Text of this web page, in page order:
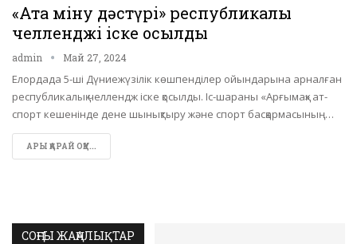
«Атқа міну дәстүрі» республикалық
челленджі іске қосылды
admin Май 27, 2024
Елордада 5-ші Дүниежүзілік көшпенділер ойындарына арналған
республикалық челлендж іске қосылды. Іс-шараны «Арғымақ» ат-
спорт кешенінде дене шынықтыру және спорт басқармасының…
АРЫ ҚАРАЙ ОҚУ...
СОҢҒЫ ЖАҢАЛЫҚТАР